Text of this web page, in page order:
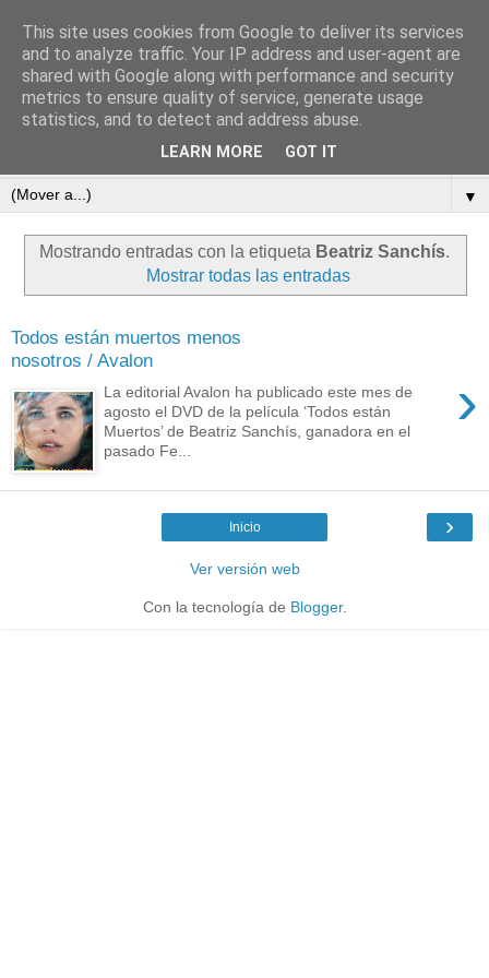
subtexto.es
—Escritos de José Ramón Otero Roko—
▼
Mostrando entradas con la etiqueta Beatriz Sanchís.
Mostrar todas las entradas
Todos están muertos menos
nosotros / Avalon
›
La editorial Avalon ha publicado este mes de
agosto el DVD de la película ‘Todos están
Muertos’ de Beatriz Sanchís, ganadora en el
pasado Fe...
›
Inicio
Ver versión web
Con la tecnología de Blogger.
This site uses cookies from Google to deliver its services
and to analyze traffic. Your IP address and user-agent are
shared with Google along with performance and security
metrics to ensure quality of service, generate usage
statistics, and to detect and address abuse.
LEARN MORE GOT IT